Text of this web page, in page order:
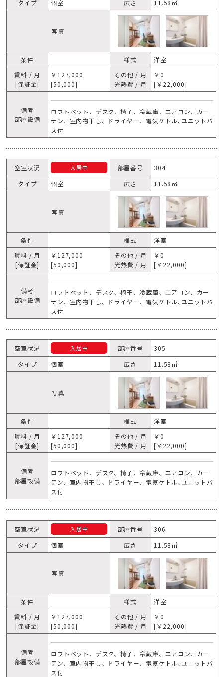
タイプ 個室 広さ 11.58㎡
写真
条件 様式
洋室
賃料 / 月
[保証金]
￥127,000
[50,000]
その他 / 月
光熱費 / 月
￥0
[￥22,000]
備考
部屋設備
ロフトベット、デスク、椅子、冷蔵庫、エアコン、カー
テン、室内物干し、ドライヤー、電気ケトル､ユニットバ
ス付
空室状況 入居中 部屋番号
304
タイプ
個室 広さ 11.58㎡
写真
条件 様式
洋室
賃料 / 月
[保証金]
￥127,000
[50,000]
その他 / 月
光熱費 / 月
￥0
[￥22,000]
備考
部屋設備
ロフトベット、デスク、椅子、冷蔵庫、エアコン、カー
テン、室内物干し、ドライヤー、電気ケトル､ユニットバ
ス付
空室状況 入居中 部屋番号
305
タイプ
個室 広さ 11.58㎡
写真
条件 様式
洋室
賃料 / 月
[保証金]
￥127,000
[50,000]
その他 / 月
光熱費 / 月
￥0
[￥22,000]
備考
部屋設備
ロフトベット、デスク、椅子、冷蔵庫、エアコン、カー
テン、室内物干し、ドライヤー、電気ケトル､ユニットバ
ス付
空室状況 入居中 部屋番号
306
タイプ
個室 広さ 11.58㎡
写真
条件 様式
洋室
賃料 / 月
[保証金]
￥127,000
[50,000]
その他 / 月
光熱費 / 月
￥0
[￥22,000]
備考
部屋設備
ロフトベット、デスク、椅子、冷蔵庫、エアコン、カー
テン、室内物干し、ドライヤー、電気ケトル､ユニットバ
ス付